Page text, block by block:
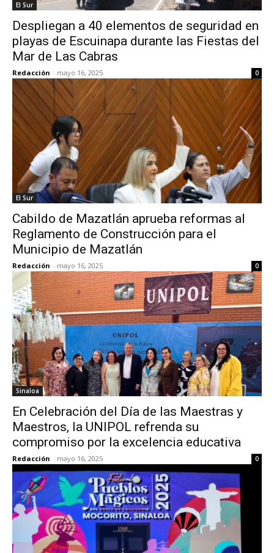
El Sur
Despliegan a 40 elementos de seguridad en
playas de Escuinapa durante las Fiestas del
Mar de Las Cabras
Redacción - mayo 16, 2025 0
El Sur
Cabildo de Mazatlán aprueba reformas al
Reglamento de Construcción para el
Municipio de Mazatlán
Redacción - mayo 16, 2025 0
Sinaloa
En Celebración del Día de las Maestras y
Maestros, la UNIPOL refrenda su
compromiso por la excelencia educativa
Redacción - mayo 16, 2025 0